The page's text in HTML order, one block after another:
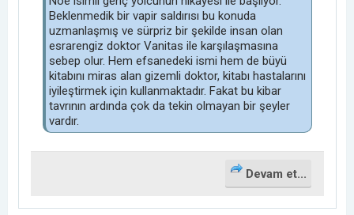
Beklenmedik bir vapir saldırısı bu konuda
uzmanlaşmış ve sürpriz bir şekilde insan olan
esrarengiz doktor Vanitas ile karşılaşmasına
sebep olur. Hem efsanedeki ismi hem de büyü
kitabını miras alan gizemli doktor, kitabı hastalarını
iyileştirmek için kullanmaktadır. Fakat bu kibar
tavrının ardında çok da tekin olmayan bir şeyler
vardır.
Devam et...